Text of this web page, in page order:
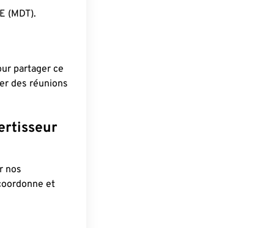
(MDT).
partager ce
des réunions
nos
et